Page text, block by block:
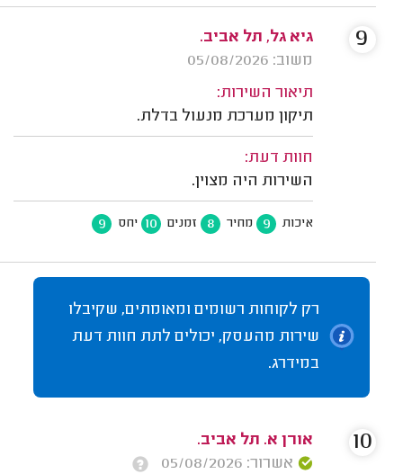
גיא גל, תל אביב.
משוב: 05/08/2026
תיאור השירות:
תיקון מערכת מנעול בדלת.
חוות דעת:
השירות היה מצוין.
איכות 9 מחיר 8 זמנים 10 יחס 9
9
רק לקוחות רשומים ומאומתים, שקיבלו
שירות מהעסק, יכולים לתת חוות דעת
במידרג.
אורן א. תל אביב.
אשרור: 05/08/2026
10